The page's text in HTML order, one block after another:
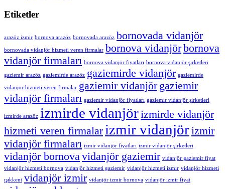
Etiketler
arazöz izmir bornova arazöz bornovada arazöz bornovada vidanjör
bornovada vidanjör hizmeti veren firmalar bornova vidanjörbornova
vidanjör firmaları bornova vidanjör fiyatları bornova vidanjör şirketleri
gaziemir arazöz gaziemirde arazöz gaziemirde vidanjör gaziemirde
vidanjör hizmeti veren firmalar gaziemir vidanjör gaziemir
vidanjör firmaları gaziemir vidanjör fiyatları gaziemir vidanjör şirketleri
izmirde arazöz izmirde vidanjörizmirde vidanjör
hizmeti veren firmalar izmir vidanjörizmir
vidanjör firmaları izmir vidanjör fiyatları izmir vidanjör şirketleri
vidanjör bornova vidanjör gaziemir vidanjör gaziemir fiyat
vidanjör hizmeti bornova vidanjör hizmeti gaziemir vidanjör hizmeti izmir vidanjör hizmeti
ışıkkent vidanjör izmir vidanjör izmir bornova vidanjör izmir fiyat